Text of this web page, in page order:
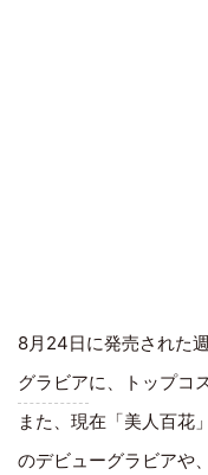
8月24日に発売された
グラビアに、トップコ
また、現在「美人百花
のデビューグラビアや